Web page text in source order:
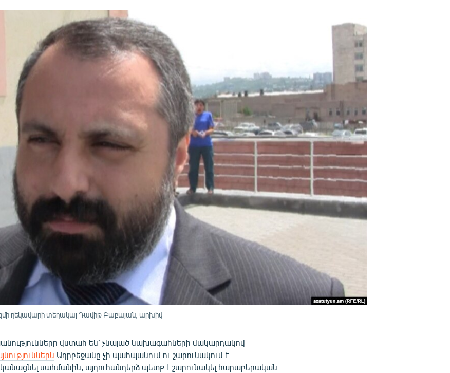
ղեկավարի տեղակալ Դավիթ Բաբայան, արխիվ
վստահ են՝ չնայած նախագահների մակարդակով
Ադրբեջանը չի պահպանում ու շարունակում է
սահմանին, այդուհանդերձ պետք է շարունակել հարաբերական